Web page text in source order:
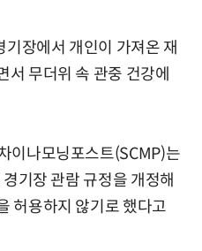
장에서 개인이 가져온 재
무더위 속 관중 건강에
이나모닝포스트(SCMP)는
기장 관람 규정을 개정해
허용하지 않기로 했다고